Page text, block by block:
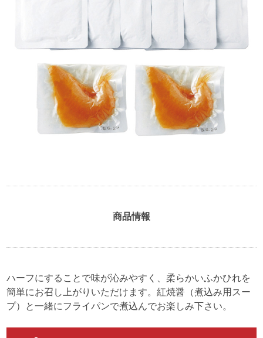
商品情報
ハーフにすることで味が沁みやすく、柔らかいふかひれを
簡単にお召し上がりいただけます。紅焼醤（煮込み用スー
プ）と一緒にフライパンで煮込んでお楽しみ下さい。